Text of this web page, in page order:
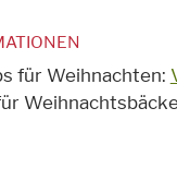
für Weihnachten: